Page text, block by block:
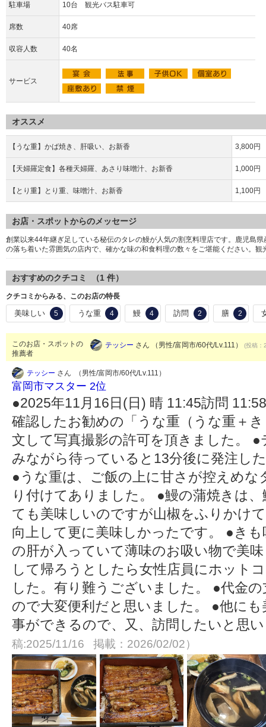
駐車場 10台 観光バス駐車可
席数 40席
収容人数 40名
サービス
オススメ
【うな重】かば焼き、肝吸い、お新香 3,800円
【天婦羅定食】各種天婦羅、あさり味噌汁、お新香 1,000円
【とり重】とり重、味噌汁、お新香 1,100円
お店・スポットからのメッセージ
創業以来44年継ぎ足している秘伝のタレの鰻が人気の割烹料理店です。鹿児島
の落ち着いた雰囲気の店内で、確かな味の和食料理の数々をご堪能ください。
おすすめのクチコミ （1 件）
クチコミからみる、このお店の特長
美味しい 5 うな重 4 鰻 4 訪問 2 膳 2
このお店・スポットの
推薦者
テッシー さん （男性/富岡市/60代/Lv.111） (投稿
テッシー さん （男性/富岡市/60代/Lv.111）
富岡市マスター 2位
●2025年11月16日(日) 晴 11:45訪問
確認したお勧めの「うな重（うな重＋
文して写真撮影の許可を頂きました。
みながら待っていると13分後に発注し
●うな重は、ご飯の上に甘さが控えめ
り付けてありました。 ●鰻の蒲焼きは
ても美味しいのですが山椒をふりかけ
向上して更に美味しかったです。 ●き
の肝が入っていて薄味のお吸い物で美
して帰ろうとしたら女性店員にホット
した。有り難うございました。 ●代金
ので大変便利だと思いました。 ●他に
事ができるので、又、訪問したいと思
稿:2025/11/16 掲載：2026/02/02）